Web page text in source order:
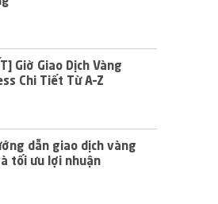
Giờ Giao Dịch Vàng
Chi Tiết Từ A–Z
dẫn giao dịch vàng
tối ưu lợi nhuận